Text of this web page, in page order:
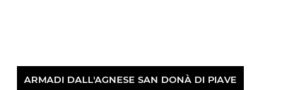
ARMADI DALL'AGNESE SAN DONÀ DI PIAVE